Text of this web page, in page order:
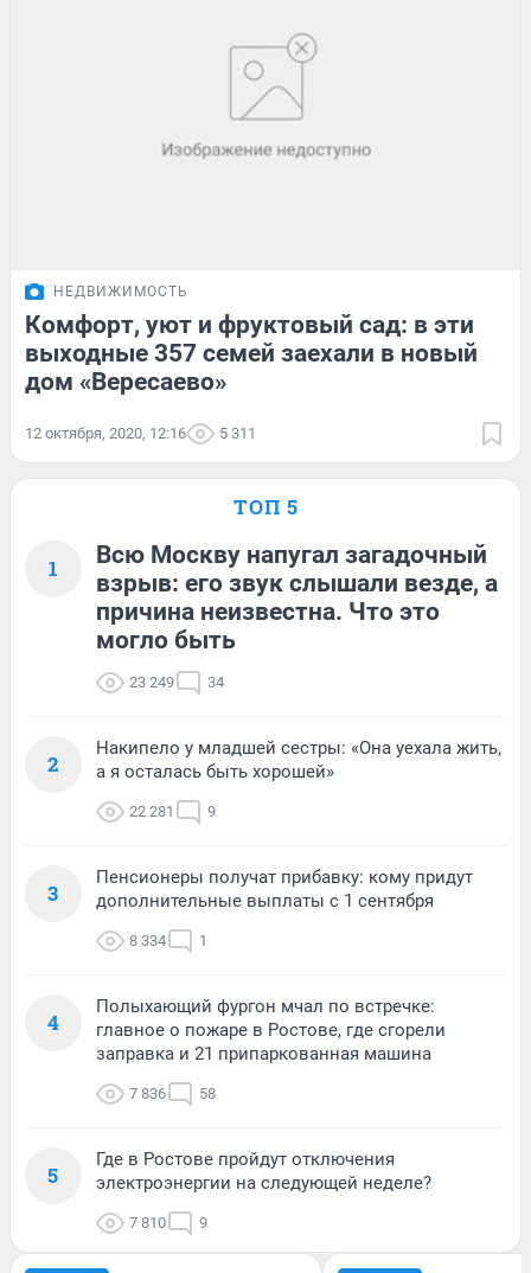
НЕДВИЖИМОСТЬ
Комфорт, уют и фруктовый сад: в эти
выходные 357 семей заехали в новый
дом «Вересаево»
12 октября, 2020, 12:16 5 311
ТОП 5
1
Всю Москву напугал загадочный
взрыв: его звук слышали везде, а
причина неизвестна. Что это
могло быть
23 249 34
2
Накипело у младшей сестры: «Она уехала жить,
а я осталась быть хорошей»
22 281 9
3
Пенсионеры получат прибавку: кому придут
дополнительные выплаты с 1 сентября
8 334 1
4
Полыхающий фургон мчал по встречке:
главное о пожаре в Ростове, где сгорели
заправка и 21 припаркованная машина
7 836 58
5
Где в Ростове пройдут отключения
электроэнергии на следующей неделе?
7 810 9